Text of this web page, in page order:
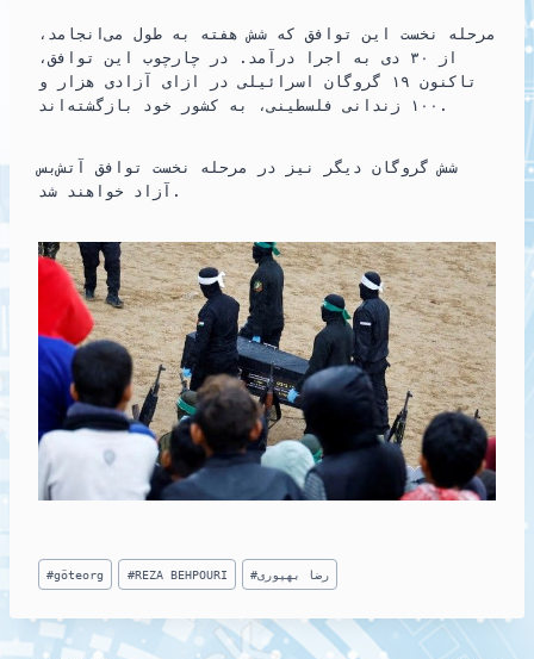
مرحله نخست این توافق که شش هفته به طول می‌انجامد،
از ۳۰ دی به اجرا درآمد. در چارچوب این توافق،
تاکنون ۱۹ گروگان اسرائیلی در ازای آزادی هزار و
۱۰۰ زندانی فلسطینی، به کشور خود بازگشته‌اند.
شش گروگان دیگر نیز در مرحله نخست توافق آتش‌بس
آزاد خواهند شد.
Post
Tags:
#göteorg #REZA BEHPOURI #رضا بهپوری